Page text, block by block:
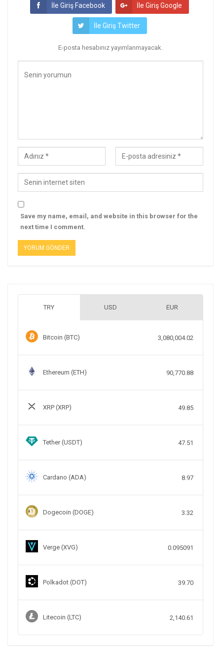
İle Giriş Facebook İle Giriş Google
İle Giriş Twitter
E-posta hesabınız yayımlanmayacak.
Save my name, email, and website in this browser for the
next time I comment.
TRY USD EUR
Bitcoin (BTC) 3,080,004.02
Ethereum (ETH) 90,770.88
XRP (XRP) 49.85
Tether (USDT) 47.51
Cardano (ADA) 8.97
Dogecoin (DOGE) 3.32
Verge (XVG) 0.095091
Polkadot (DOT) 39.70
Litecoin (LTC) 2,140.61